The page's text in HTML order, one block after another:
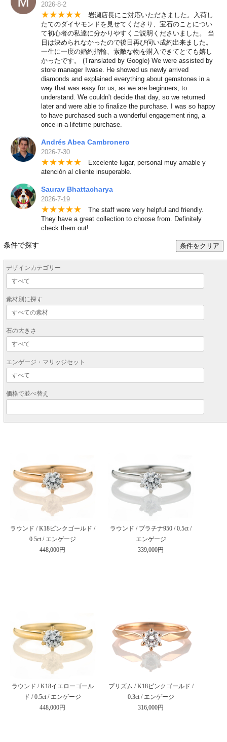
2026-8-2
★★★★★ 岩瀬店長にご対応いただきました。入荷し
たてのダイヤモンドを見せてくださり、宝石のことについ
て初心者の私達に分かりやすくご説明くださいました。 当
日は決められなかったので後日再び伺い成約出来ました。
一生に一度の婚約指輪、素敵な物を購入できてとても嬉し
かったです。 (Translated by Google) We were assisted by
store manager Iwase. He showed us newly arrived
diamonds and explained everything about gemstones in a
way that was easy for us, as we are beginners, to
understand. We couldn't decide that day, so we returned
later and were able to finalize the purchase. I was so happy
to have purchased such a wonderful engagement ring, a
once-in-a-lifetime purchase.
Andrés Abea Cambronero
2026-7-30
★★★★★ Excelente lugar, personal muy amable y
atención al cliente insuperable.
Saurav Bhattacharya
2026-7-19
★★★★★ The staff were very helpful and friendly.
They have a great collection to choose from. Definitely
check them out!
条件で探す 条件をクリア
デザインカテゴリー
素材別に探す
石の大きさ
エンゲージ・マリッジセット
価格で並べ替え
ラウンド / K18ピンクゴールド /
0.5ct / エンゲージ
448,000円
ラウンド / プラチナ950 / 0.5ct /
エンゲージ
339,000円
ラウンド / K18イエローゴール
ド / 0.5ct / エンゲージ
448,000円
プリズム / K18ピンクゴールド /
0.3ct / エンゲージ
316,000円